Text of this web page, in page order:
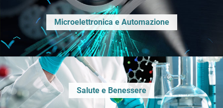
Microelettronica e Automazione
Salute e Benessere